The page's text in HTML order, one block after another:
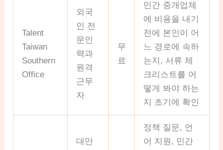
Talent
Taiwan
Southern
Office
외국
인 전
문인
력과
원격
근무
자
무
료
민간 중개업체
에 비용을 내기
전에 본인이 어
느 경로에 속하
는지, 서류 체
크리스트를 어
떻게 봐야 하는
지 초기에 확인
대만
정책 질문, 언
어 지원, 민간